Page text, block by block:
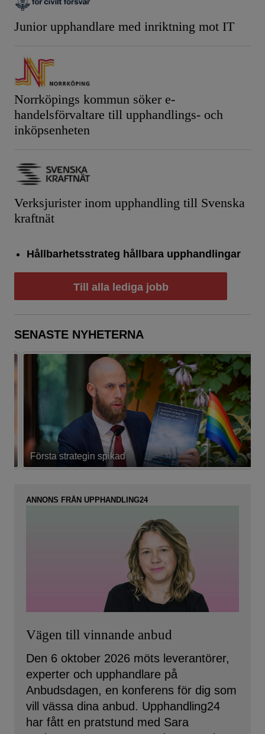
Junior upphandlare med inriktning mot IT
Norrköpings kommun söker e-
handelsförvaltare till upphandlings- och
inköpsenheten
Verksjurister inom upphandling till Svenska
kraftnät
Hållbarhetsstrateg hållbara upphandlingar
Till alla lediga jobb
SENASTE NYHETERNA
Första strategin spikad
ANNONS FRÅN UPPHANDLING24
Vägen till vinnande anbud
Den 6 oktober 2026 möts leverantörer,
experter och upphandlare på
Anbudsdagen, en konferens för dig som
vill vässa dina anbud. Upphandling24
har fått en pratstund med Sara